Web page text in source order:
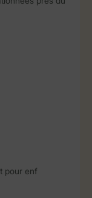
pour enf